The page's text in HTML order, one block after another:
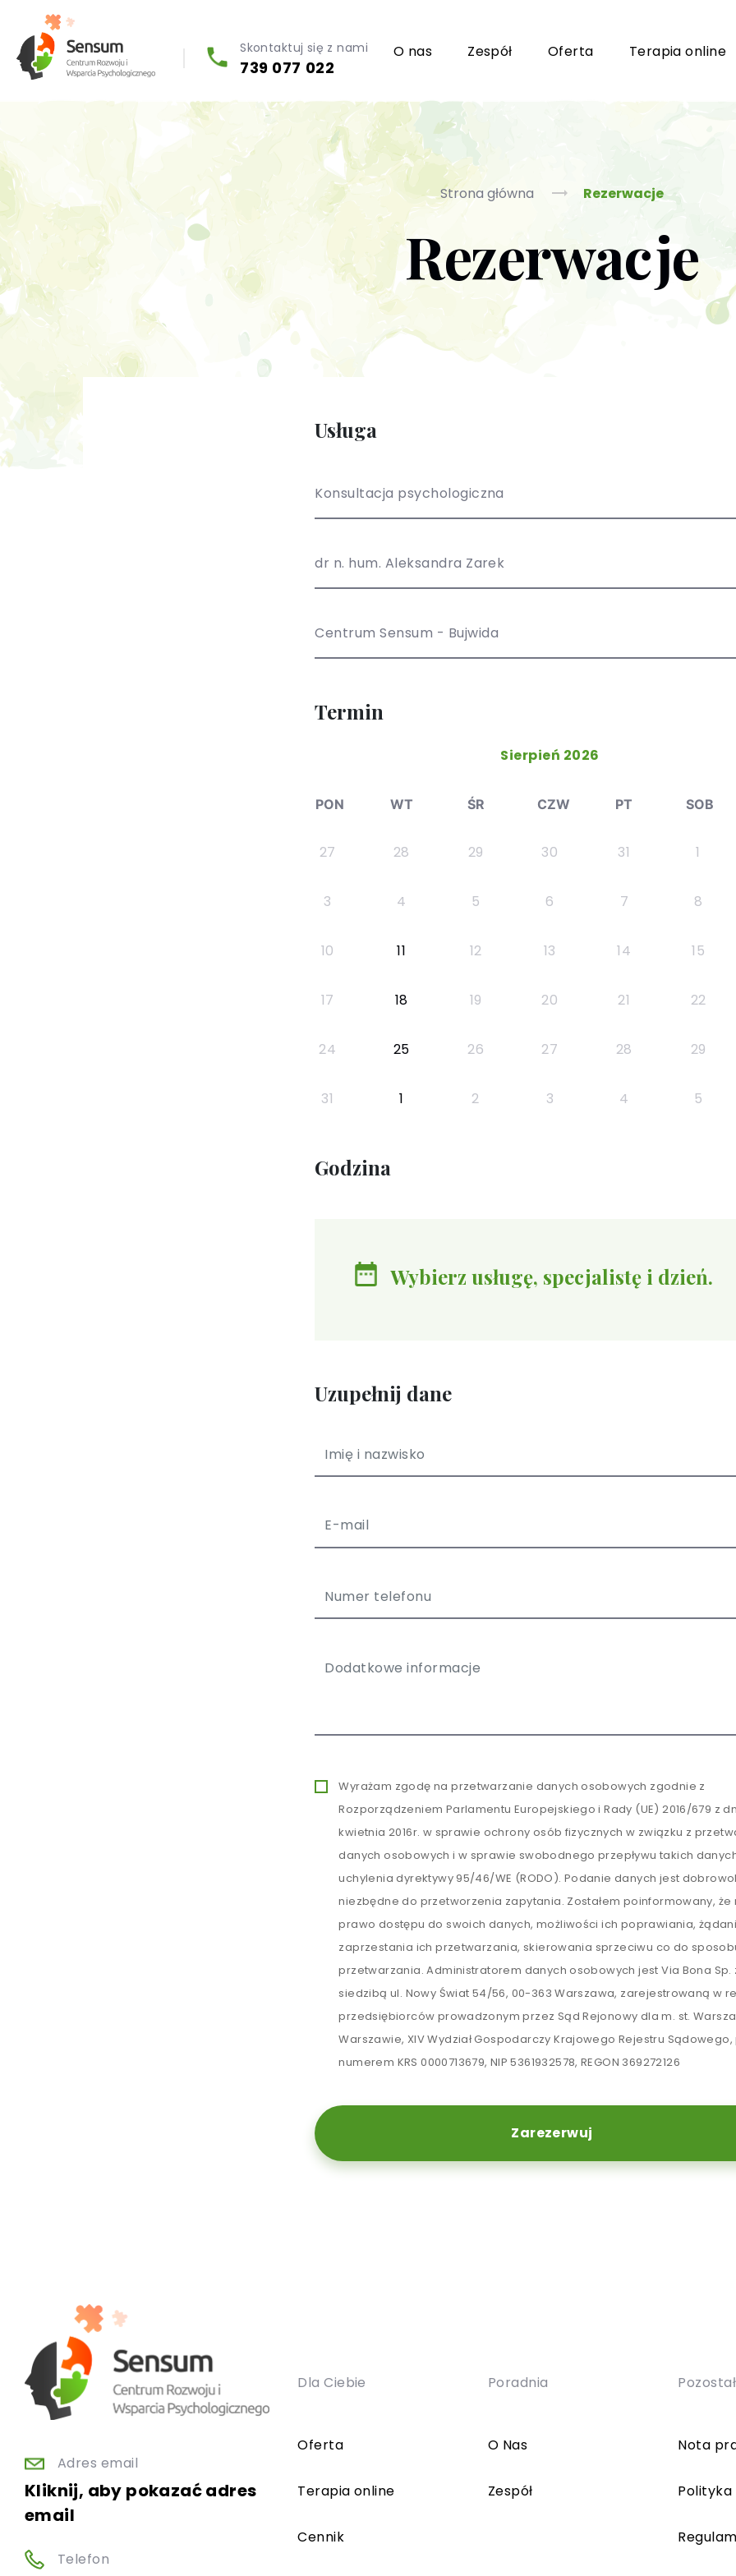
Skontaktuj się z nami
739 077 022
O nas Zespół Oferta Terapia online
Diagnoza psychologiczna (testy psychologiczne)
Konsultacja biegłego psychologa
Psychoterapia indywidualna (PL / EN)
Wsparcie dla firm
Grupy wsparcia i TUSy dla osób dorosłych
Poradnictwo seksuologiczne
Psychoterapia par i małżeństwa
Terapia uzależnień (PL / EN)
Strona główna Rezerwacje
Rezerwacje
Usługa
Konsultacja psychologiczna
dr n. hum. Aleksandra Zarek
Centrum Sensum - Bujwida
Termin
Sierpień 2026
PON WT ŚR CZW PT SOB
27 28 29 30 31 1
3 4 5 6 7 8
10 11 12 13 14 15
17 18 19 20 21 22
24 25 26 27 28 29
31 1 2 3 4 5
Godzina
Wybierz usługę, specjalistę i dzień.
Uzupełnij dane
Wyrażam zgodę na przetwarzanie danych osobowych zgodnie z
Rozporządzeniem Parlamentu Europejskiego i Rady (UE) 2016/679 z
kwietnia 2016r. w sprawie ochrony osób fizycznych w związku z
danych osobowych i w sprawie swobodnego przepływu takich
uchylenia dyrektywy 95/46/WE (RODO). Podanie danych jest
niezbędne do przetworzenia zapytania. Zostałem poinformowany, że
prawo dostępu do swoich danych, możliwości ich poprawiania,
zaprzestania ich przetwarzania, skierowania sprzeciwu co do
przetwarzania. Administratorem danych osobowych jest Via Bona Sp.
siedzibą ul. Nowy Świat 54/56, 00-363 Warszawa, zarejestrowaną w
przedsiębiorców prowadzonym przez Sąd Rejonowy dla m. st.
Warszawie, XIV Wydział Gospodarczy Krajowego Rejestru
numerem KRS 0000713679, NIP 5361932578, REGON 369272126
Zarezerwuj
Adres email
Kliknij, aby pokazać adres
email
Telefon
Dla Ciebie
Oferta
Terapia online
Cennik
Poradnia
O Nas
Zespół
Nota